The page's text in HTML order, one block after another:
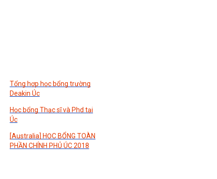
Tổng hợp học bổng trường
Deakin Úc
Học bổng Thạc sĩ và Phd tại
Úc
[Australia] HỌC BỔNG TOÀN
PHẦN CHÍNH PHỦ ÚC 2018